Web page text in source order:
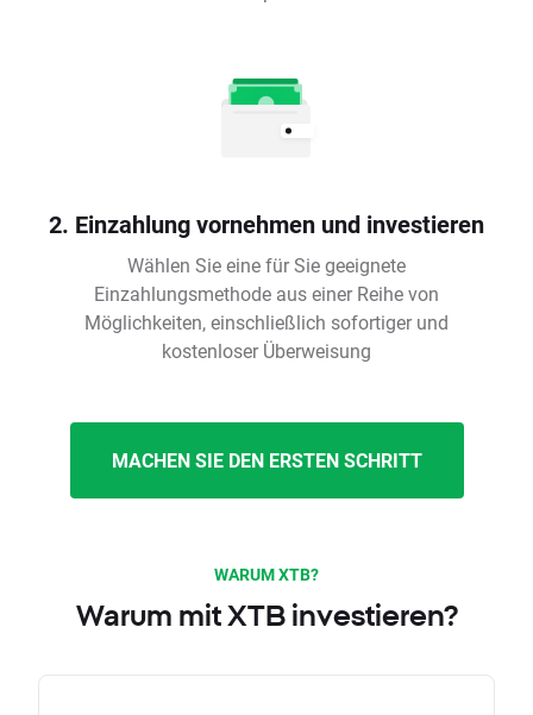
2. Einzahlung vornehmen und investieren
Wählen Sie eine für Sie geeignete
Einzahlungsmethode aus einer Reihe von
Möglichkeiten, einschließlich sofortiger und
kostenloser Überweisung
MACHEN SIE DEN ERSTEN SCHRITT
WARUM XTB?
Warum mit XTB investieren?